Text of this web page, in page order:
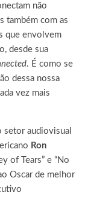
não
também com as
que envolvem
desde sua
. É como se
dessa nossa
vez mais
setor audiovisual
Ron
of Tears” e “No
Oscar de melhor